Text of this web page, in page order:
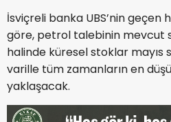
İsviçreli banka UBS’nin geçen
göre, petrol talebinin mevcut
halinde küresel stoklar mayıs
varille tüm zamanların en
yaklaşacak.